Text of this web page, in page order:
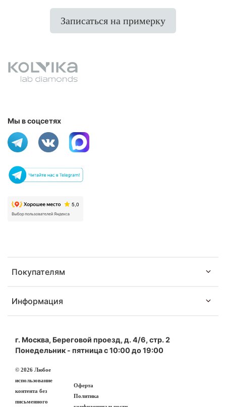
Записаться на примерку
Покупателям
Информация
Мы в соцсетях
г. Москва, Береговой проезд, д. 4/6, стр. 2
Понедельник - пятница с 10:00 до 19:00
© 2026 Любое
использование
контента без
письменного
Оферта
Политика